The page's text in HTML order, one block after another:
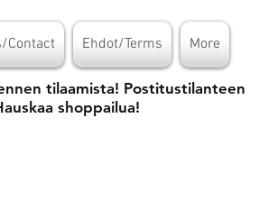
Contact Ehdot/Terms More
tilaamista! Postitustilanteen
shoppailua!